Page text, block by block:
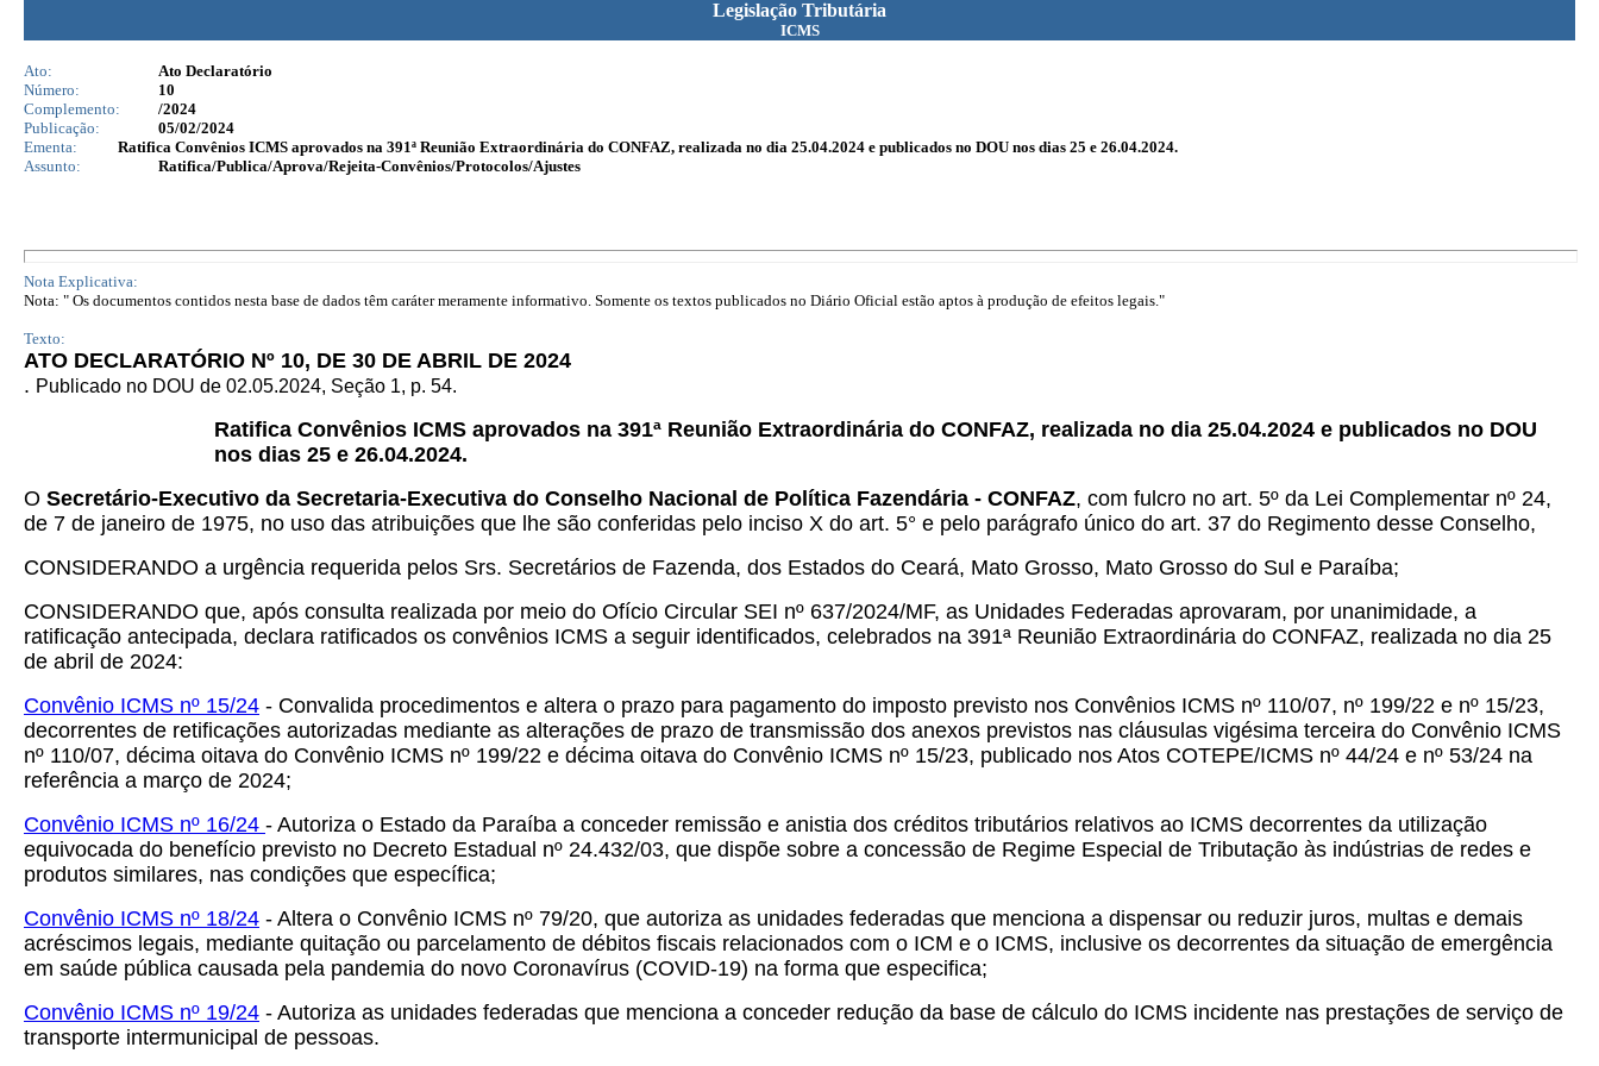
Legislação Tributária
ICMS
Ato:
Ato Declaratório
Número:
10
Complemento:
/2024
Publicação:
05/02/2024
Ementa:
Ratifica Convênios ICMS aprovados na 391ª Reunião Extraordinária do CONFAZ, realizada no dia 25.04.2024 e publicados no DOU nos dias 25 e 26.04.2024.
Assunto:
Ratifica/Publica/Aprova/Rejeita-Convênios/Protocolos/Ajustes
Nota Explicativa:
Nota: " Os documentos contidos nesta base de dados têm caráter meramente informativo. Somente os textos publicados no Diário Oficial estão aptos à produção de efeitos legais."
Texto:
ATO DECLARATÓRIO Nº 10, DE 30 DE ABRIL DE 2024
. Publicado no DOU de 02.05.2024, Seção 1, p. 54.
Ratifica Convênios ICMS aprovados na 391ª Reunião Extraordinária do CONFAZ, realizada no dia 25.04.2024 e publicados no DOU
nos dias 25 e 26.04.2024.
O Secretário-Executivo da Secretaria-Executiva do Conselho Nacional de Política Fazendária - CONFAZ, com fulcro no art. 5º da Lei Complementar nº 24,
de 7 de janeiro de 1975, no uso das atribuições que lhe são conferidas pelo inciso X do art. 5° e pelo parágrafo único do art. 37 do Regimento desse Conselho,
CONSIDERANDO a urgência requerida pelos Srs. Secretários de Fazenda, dos Estados do Ceará, Mato Grosso, Mato Grosso do Sul e Paraíba;
CONSIDERANDO que, após consulta realizada por meio do Ofício Circular SEI nº 637/2024/MF, as Unidades Federadas aprovaram, por unanimidade, a
ratificação antecipada, declara ratificados os convênios ICMS a seguir identificados, celebrados na 391ª Reunião Extraordinária do CONFAZ, realizada no dia 25
de abril de 2024:
Convênio ICMS nº 15/24 - Convalida procedimentos e altera o prazo para pagamento do imposto previsto nos Convênios ICMS nº 110/07, nº 199/22 e nº 15/23,
decorrentes de retificações autorizadas mediante as alterações de prazo de transmissão dos anexos previstos nas cláusulas vigésima terceira do Convênio ICMS
nº 110/07, décima oitava do Convênio ICMS nº 199/22 e décima oitava do Convênio ICMS nº 15/23, publicado nos Atos COTEPE/ICMS nº 44/24 e nº 53/24 na
referência a março de 2024;
Convênio ICMS nº 16/24 - Autoriza o Estado da Paraíba a conceder remissão e anistia dos créditos tributários relativos ao ICMS decorrentes da utilização
equivocada do benefício previsto no Decreto Estadual nº 24.432/03, que dispõe sobre a concessão de Regime Especial de Tributação às indústrias de redes e
produtos similares, nas condições que específica;
Convênio ICMS nº 18/24 - Altera o Convênio ICMS nº 79/20, que autoriza as unidades federadas que menciona a dispensar ou reduzir juros, multas e demais
acréscimos legais, mediante quitação ou parcelamento de débitos fiscais relacionados com o ICM e o ICMS, inclusive os decorrentes da situação de emergência
em saúde pública causada pela pandemia do novo Coronavírus (COVID-19) na forma que especifica;
Convênio ICMS nº 19/24 - Autoriza as unidades federadas que menciona a conceder redução da base de cálculo do ICMS incidente nas prestações de serviço de
transporte intermunicipal de pessoas.